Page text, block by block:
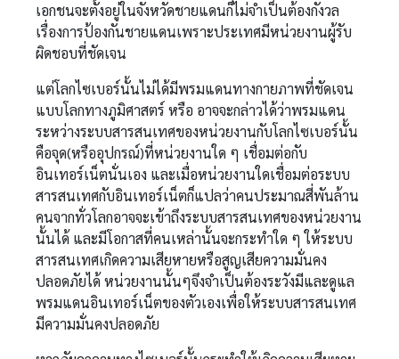
เอกชนจะตั้งอยู่ในจังหวัดชายแดนก็ไม่จำเป็นต้องกังวล
เรื่องการป้องกันชายแดนเพราะประเทศมีหน่วยงานผู้รับ
ผิดชอบที่ชัดเจน
แต่โลกไซเบอร์นั้นไม่ได้มีพรมแดนทางกายภาพที่ชัดเจน
แบบโลกทางภูมิศาสตร์ หรือ อาจจะกล่าวได้ว่าพรมแดน
ระหว่างระบบสารสนเทศของหน่วยงานกับโลกไซเบอร์นั้น
คือจุด(หรืออุปกรณ์)ที่หน่วยงานใด ๆ เชื่อมต่อกับ
อินเทอร์เน็ตนั่นเอง และเมื่อหน่วยงานใดเชื่อมต่อระบบ
สารสนเทศกับอินเทอร์เน็ตก็แปลว่าคนประมาณสี่พันล้าน
คนจากทั่วโลกอาจจะเข้าถึงระบบสารสนเทศของหน่วยงาน
นั้นได้ และมีโอกาสที่คนเหล่านั้นจะกระทำใด ๆ ให้ระบบ
สารสนเทศเกิดความเสียหายหรือสูญเสียความมั่นคง
ปลอดภัยได้ หน่วยงานนั้นๆจึงจำเป็นต้องระวังมีและดูแล
พรมแดนอินเทอร์เน็ตของตัวเองเพื่อให้ระบบสารสนเทศ
มีความมั่นคงปลอดภัย